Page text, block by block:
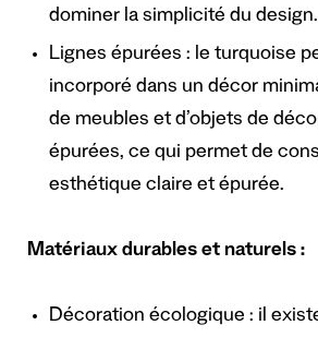
dominer la simplicité du design.
Lignes épurées : le turquoise
incorporé dans un décor
de meubles et d’objets de
épurées, ce qui permet de
esthétique claire et épurée.
Matériaux durables et naturels :
Décoration écologique : il